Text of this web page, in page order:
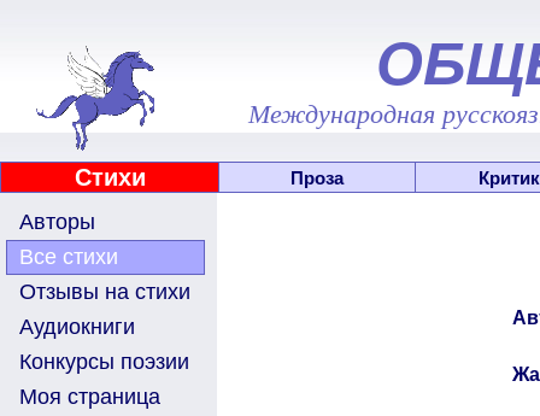
Международная
Стихи Проза
Авторы
Все стихи
Отзывы на стихи
Аудиокниги
Конкурсы поэзии
Моя страница